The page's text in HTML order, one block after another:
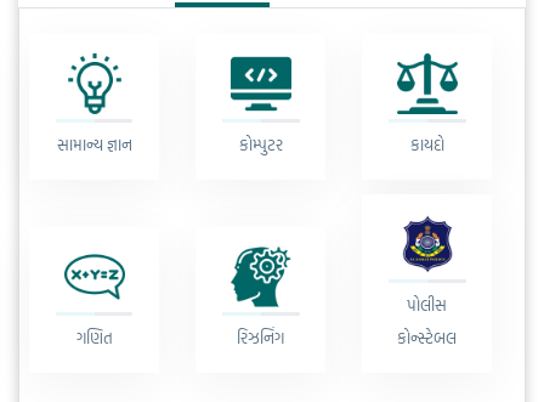
સામાન્ય જ્ઞાન કોમ્પુટર કાયદો
ગણિત રિઝનિંગ
પોલીસ
કોન્સ્ટેબલ